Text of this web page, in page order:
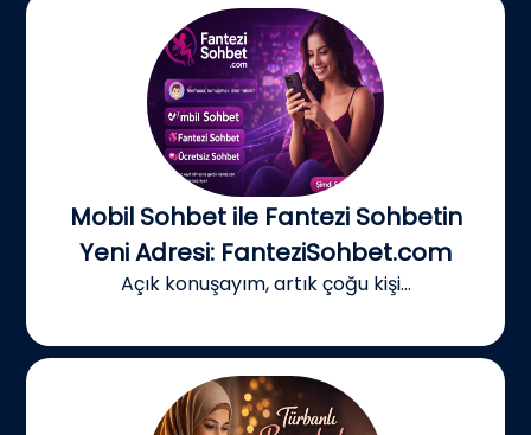
Mobil Sohbet ile Fantezi Sohbetin
Yeni Adresi: FanteziSohbet.com
Açık konuşayım, artık çoğu kişi...